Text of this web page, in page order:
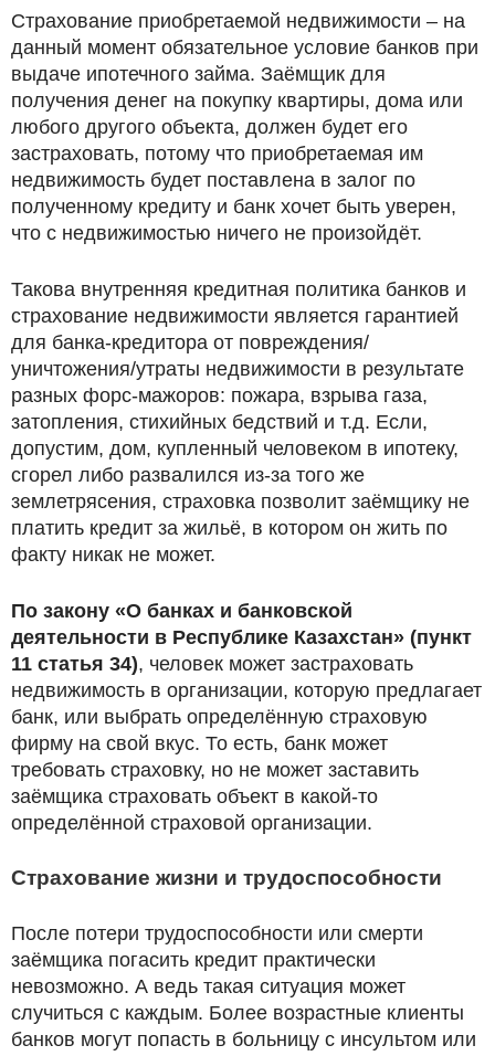
Страхование приобретаемой недвижимости – на
данный момент обязательное условие банков при
выдаче ипотечного займа. Заёмщик для
получения денег на покупку квартиры, дома или
любого другого объекта, должен будет его
застраховать, потому что приобретаемая им
недвижимость будет поставлена в залог по
полученному кредиту и банк хочет быть уверен,
что с недвижимостью ничего не произойдёт.
Такова внутренняя кредитная политика банков и
страхование недвижимости является гарантией
для банка-кредитора от повреждения/
уничтожения/утраты недвижимости в результате
разных форс-мажоров: пожара, взрыва газа,
затопления, стихийных бедствий и т.д. Если,
допустим, дом, купленный человеком в ипотеку,
сгорел либо развалился из-за того же
землетрясения, страховка позволит заёмщику не
платить кредит за жильё, в котором он жить по
факту никак не может.
По закону «О банках и банковской
деятельности в Республике Казахстан» (пункт
11 статья 34), человек может застраховать
недвижимость в организации, которую предлагает
банк, или выбрать определённую страховую
фирму на свой вкус. То есть, банк может
требовать страховку, но не может заставить
заёмщика страховать объект в какой-то
определённой страховой организации.
Страхование жизни и трудоспособности
После потери трудоспособности или смерти
заёмщика погасить кредит практически
невозможно. А ведь такая ситуация может
случиться с каждым. Более возрастные клиенты
банков могут попасть в больницу с инсультом или